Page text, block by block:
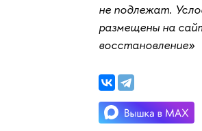
не подлежат.
размещены на
восстановление»